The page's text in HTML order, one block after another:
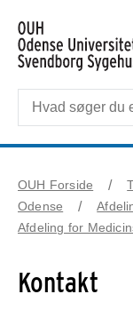
OUH Forside
Odense
Afdeling for
Kontakt